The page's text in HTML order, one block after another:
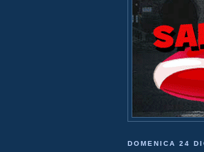
DOMENICA 24